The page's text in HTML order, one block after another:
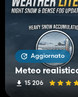
Aggiornato
Meteo
15 206